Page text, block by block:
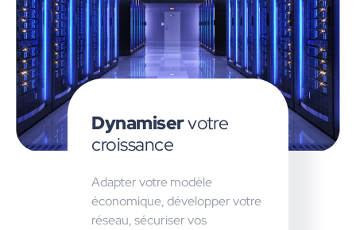
Dynamiservotre
croissance
Adapter votre modèle
économique, développer votre
réseau, sécuriser vos